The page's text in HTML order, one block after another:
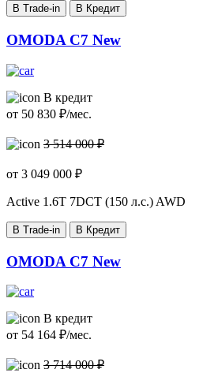
В Trade-in В Кредит
OMODA C7 New
В кредит
от 50 830 ₽/мес.
3 514 000 ₽
от 3 049 000 ₽
Active 1.6T 7DCT (150 л.с.) AWD
В Trade-in В Кредит
OMODA C7 New
В кредит
от 54 164 ₽/мес.
3 714 000 ₽